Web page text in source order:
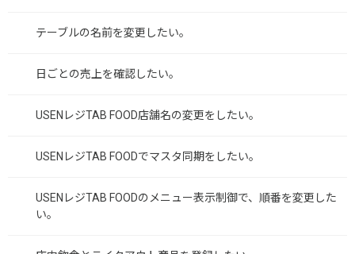
テーブルの名前を変更したい。
日ごとの売上を確認したい。
USENレジTAB FOOD店舗名の変更をしたい。
USENレジTAB FOODでマスタ同期をしたい。
USENレジTAB FOODのメニュー表示制御で、順番を変更した
い。